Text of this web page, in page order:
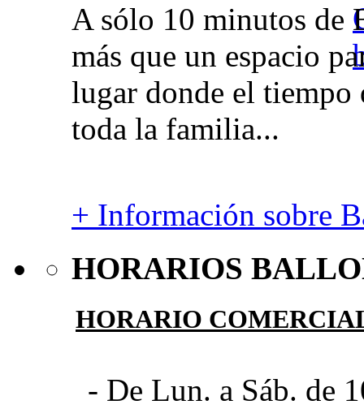
A sólo 10 minutos de
más que un espacio
lugar donde el tiempo
toda la familia...
+ Información sobre
HORARIOS
HORARIO
- De Lun. a Sáb. de